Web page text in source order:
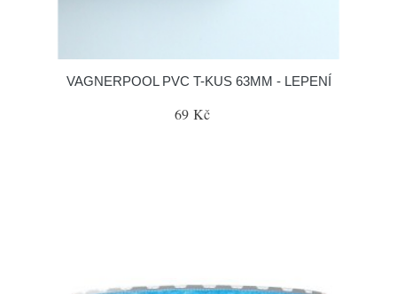
VAGNERPOOL PVC T-KUS 63MM - LEPENÍ
69 Kč